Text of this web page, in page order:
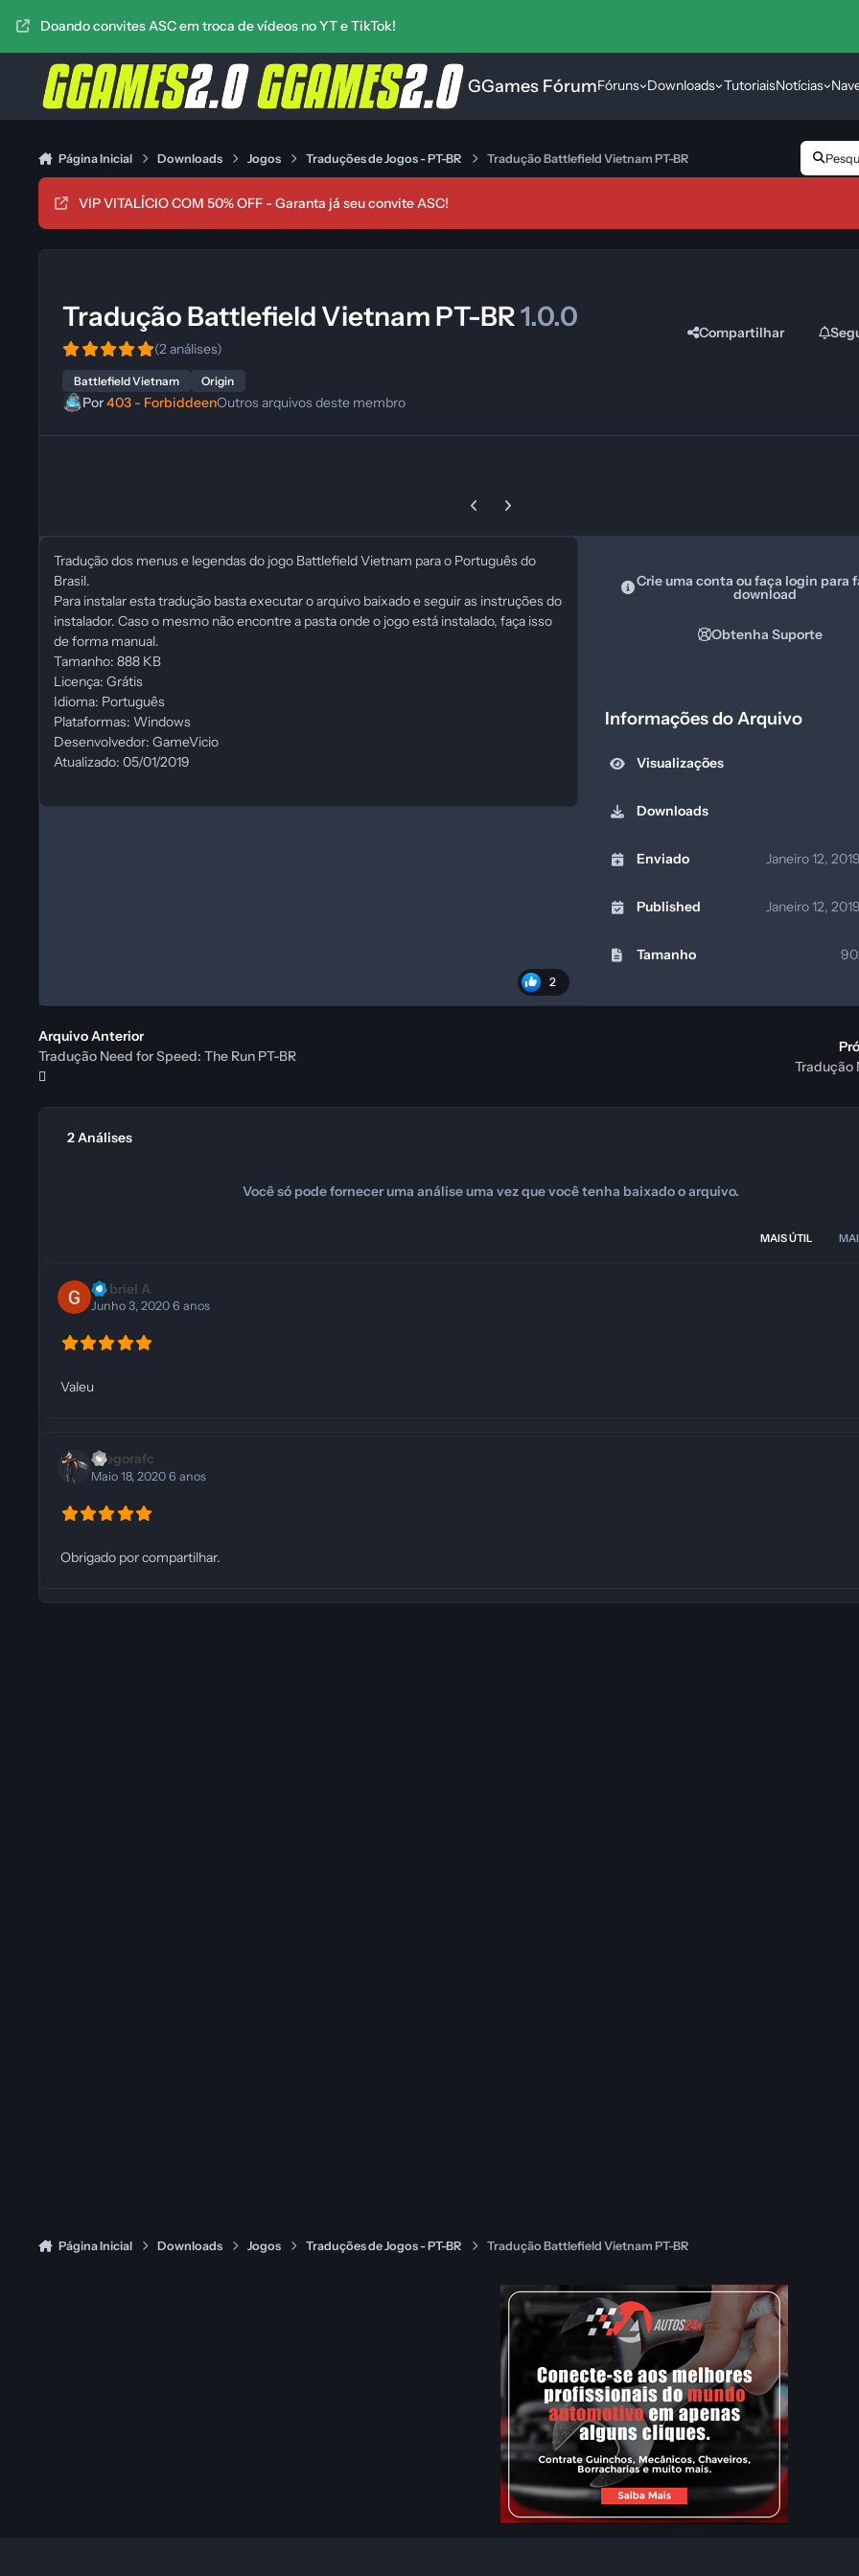
Doando convites ASC em troca de vídeos no YT e TikTok!
GGames FórumFóruns Downloads TutoriaisNotícias
Página Inicial Downloads Jogos Traduções de Jogos - PT-BR Tradução Battlefield Vietnam PT-BR
VIP VITALÍCIO COM 50% OFF - Garanta já seu convite ASC!
Tradução Battlefield Vietnam PT-BR1.0.0
(2 análises)
Battlefield Vietnam Origin
Compartilhar
Por403 - ForbiddeenOutros arquivos deste membro
Previous carousel slide
Next carousel slide
Tradução dos menus e legendas do jogo Battlefield Vietnam para o Português do
Brasil.
Para instalar esta tradução basta executar o arquivo baixado e seguir as instruções do
instalador. Caso o mesmo não encontre a pasta onde o jogo está instalado, faça isso
de forma manual.
Tamanho: 888 KB
Licença: Grátis
Idioma: Português
Plataformas: Windows
Desenvolvedor: GameVicio
Atualizado: 05/01/2019
2
Crie uma conta ou faça login para
download
Obtenha Suporte
Informações do Arquivo
Visualizações
Downloads
Enviado Janeiro 12, 2019
Published Janeiro 12, 2019
Tamanho
Arquivo Anterior
Tradução Need for Speed: The Run PT-BR
Tradução
2 Análises
Você só pode fornecer uma análise uma vez que você tenha baixado o arquivo.
MAIS ÚTIL
Gabriel A
Junho 3, 20206 anos
Valeu
Diegorafc
Maio 18, 20206 anos
Obrigado por compartilhar.
Página Inicial Downloads Jogos Traduções de Jogos - PT-BR Tradução Battlefield Vietnam PT-BR